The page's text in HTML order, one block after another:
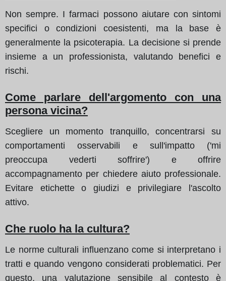
Non sempre. I farmaci possono aiutare con sintomi
specifici o condizioni coesistenti, ma la base è
generalmente la psicoterapia. La decisione si prende
insieme a un professionista, valutando benefici e
rischi.
Come parlare dell'argomento con una
persona vicina?
Scegliere un momento tranquillo, concentrarsi su
comportamenti osservabili e sull'impatto ('mi
preoccupa vederti soffrire') e offrire
accompagnamento per chiedere aiuto professionale.
Evitare etichette o giudizi e privilegiare l'ascolto
attivo.
Che ruolo ha la cultura?
Le norme culturali influenzano come si interpretano i
tratti e quando vengono considerati problematici. Per
questo, una valutazione sensibile al contesto è